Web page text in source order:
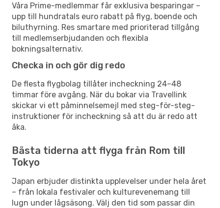
Våra Prime-medlemmar får exklusiva besparingar –
upp till hundratals euro rabatt på flyg, boende och
biluthyrning. Res smartare med prioriterad tillgång
till medlemserbjudanden och flexibla
bokningsalternativ.
Checka in och gör dig redo
De flesta flygbolag tillåter incheckning 24–48
timmar före avgång. När du bokar via Travellink
skickar vi ett påminnelsemejl med steg-för-steg-
instruktioner för incheckning så att du är redo att
åka.
Bästa tiderna att flyga från Rom till
Tokyo
Japan erbjuder distinkta upplevelser under hela året
– från lokala festivaler och kulturevenemang till
lugn under lågsäsong. Välj den tid som passar din